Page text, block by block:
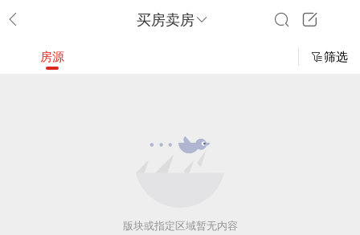
买房卖房
房源 筛选
版块或指定区域暂无内容